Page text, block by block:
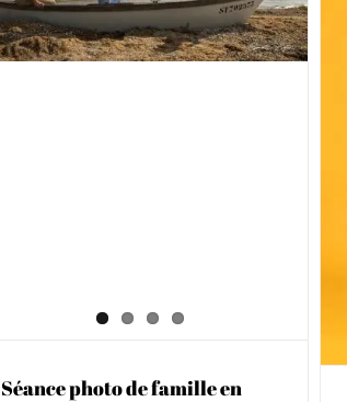
Séance photo de famille en